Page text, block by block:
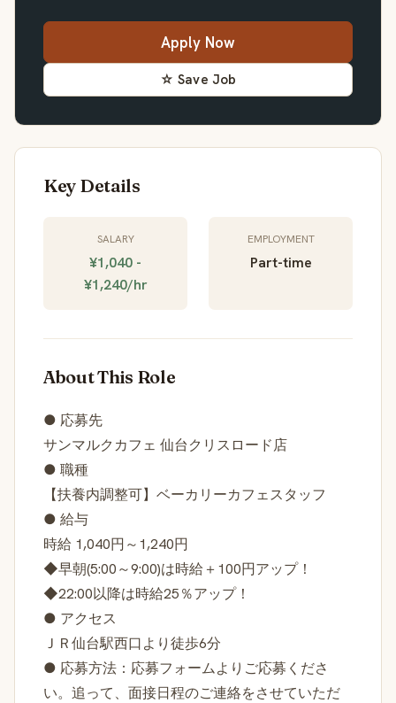
Apply Now
☆ Save Job
Key Details
SALARY
¥1,040 -
¥1,240/hr
EMPLOYMENT
Part-time
About This Role
● 応募先
サンマルクカフェ 仙台クリスロード店
● 職種
【扶養内調整可】ベーカリーカフェスタッフ
● 給与
時給 1,040円～1,240円
◆早朝(5:00～9:00)は時給＋100円アップ！
◆22:00以降は時給25％アップ！
● アクセス
ＪＲ仙台駅西口より徒歩6分
● 応募方法：応募フォームよりご応募くださ
い。追って、面接日程のご連絡をさせていただ